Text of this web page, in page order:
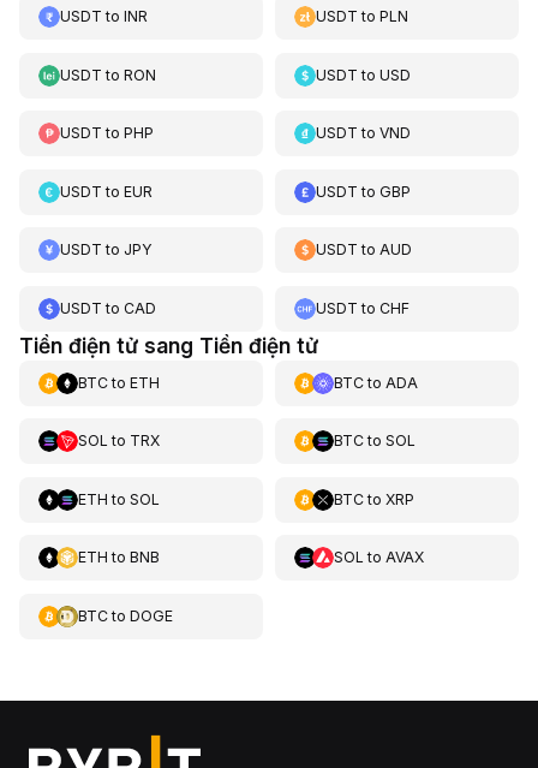
USDT to INR USDT toPLN
USDT to RON USDT toUSD
USDT to PHP USDT toVND
USDT to EUR USDT toGBP
USDT to JPY USDT toAUD
USDT to CAD USDT toCHF
Tiền điện tử sang Tiền điện tử
BTCto ETH BTCto ADA
SOL to TRX BTCto SOL
ETH to SOL BTCto XRP
ETH to BNB SOL to AVAX
BTCto DOGE